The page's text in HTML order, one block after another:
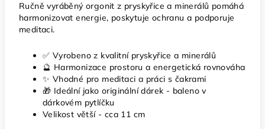
Ručně vyráběný orgonit z pryskyřice a minerálů pomáhá
harmonizovat energie, poskytuje ochranu a podporuje
meditaci.
✅ Vyrobeno z kvalitní pryskyřice a minerálů
🔮 Harmonizace prostoru a energetická rovnováha
✨ Vhodné pro meditaci a práci s čakrami
🎁 Ideální jako originální dárek - baleno v
dárkovém pytlíčku
Velikost větší - cca 11 cm